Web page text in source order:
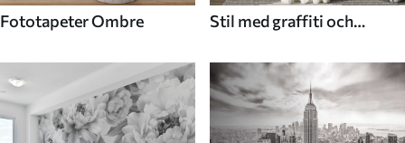
Fototapeter Ombre
Stil med graffiti och